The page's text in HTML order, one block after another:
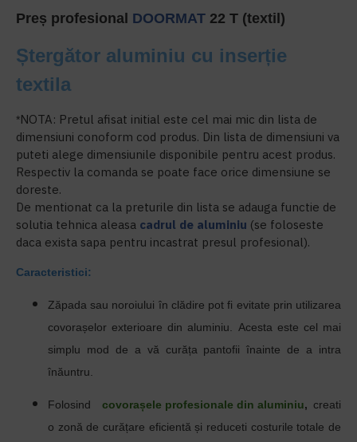
Preș profesional DOORMAT 22 T (textil)
Ștergător aluminiu cu inserție
textila
*NOTA: Pretul afisat initial este cel mai mic din lista de
dimensiuni conoform cod produs. Din lista de dimensiuni va
puteti alege dimensiunile disponibile pentru acest produs.
Respectiv la comanda se poate face orice dimensiune se
doreste.
De mentionat ca la preturile din lista se adauga functie de
solutia tehnica aleasa cadrul de aluminiu (se foloseste
daca exista sapa pentru incastrat presul profesional).
Caracteristici:
Zăpada sau noroiului în clădire pot fi evitate prin utilizarea
covorașelor exterioare din aluminiu.
Acesta este cel mai
simplu mod de a vă curăța pantofii înainte de a intra
înăuntru.
Folosind covorașele profesionale din aluminiu, creati
o zonă de curățare eficientă și reduceti costurile totale de